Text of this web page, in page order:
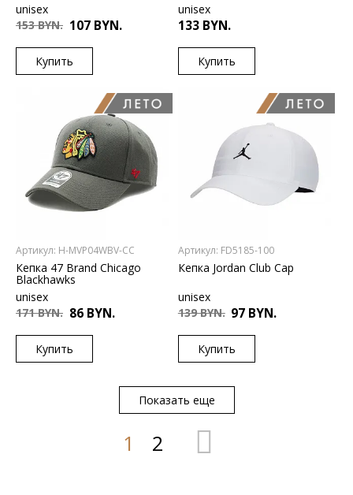
unisex
153 BYN. 107 BYN.
Купить
unisex
133 BYN.
Купить
Артикул: H-MVP04WBV-CC
Кепка 47 Brand Chicago
Blackhawks
unisex
171 BYN. 86 BYN.
Купить
Артикул: FD5185-100
Кепка Jordan Club Cap
unisex
139 BYN. 97 BYN.
Купить
US S/M
Показать еще
1 2